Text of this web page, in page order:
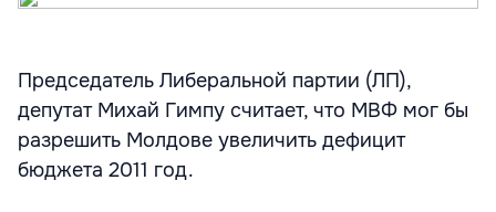
Председатель Либеральной партии (ЛП),
депутат Михай Гимпу считает, что МВФ мог бы
разрешить Молдове увеличить дефицит
бюджета 2011 год.